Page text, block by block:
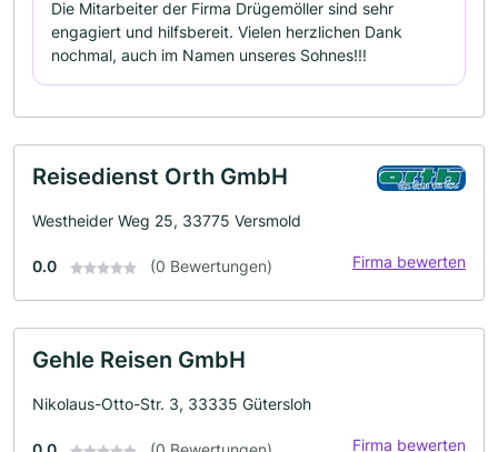
Die Mitarbeiter der Firma Drügemöller sind sehr
engagiert und hilfsbereit. Vielen herzlichen Dank
nochmal, auch im Namen unseres Sohnes!!!
Reisedienst Orth GmbH
Westheider Weg 25, 33775 Versmold
0.0 (0 Bewertungen) Firma bewerten
Gehle Reisen GmbH
Nikolaus-Otto-Str. 3, 33335 Gütersloh
Firma bewerten